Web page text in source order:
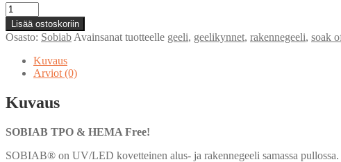
Sobiab®
-
Milky
Pink
määrä
Lisää ostoskoriin
Osasto: Sobiab Avainsanat tuotteelle geeli, geelikynnet, rakennegeeli, soak
Kuvaus
Arviot (0)
Kuvaus
SOBIAB TPO & HEMA Free!
SOBIAB® on UV/LED kovetteinen alus- ja rakennegeeli samassa